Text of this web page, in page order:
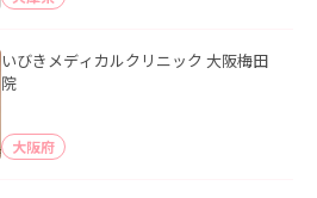
いびきメディカルクリニック 大阪梅田
院
大阪府